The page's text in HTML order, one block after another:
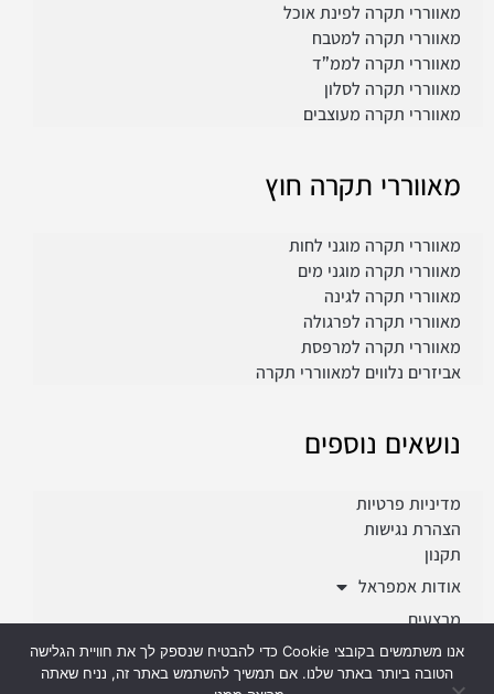
מאווררי תקרה לפינת אוכל
מאווררי תקרה למטבח
מאווררי תקרה לממ”ד
מאווררי תקרה לסלון
מאווררי תקרה מעוצבים
מאווררי תקרה חוץ
מאווררי תקרה מוגני לחות
מאווררי תקרה מוגני מים
מאווררי תקרה לגינה
מאווררי תקרה לפרגולה
מאווררי תקרה למרפסת
אביזרים נלווים למאווררי תקרה
נושאים נוספים
מדיניות פרטיות
הצהרת נגישות
תקנון
אודות אמפראל
מבצעים
פרוייקטים
אנו משתמשים בקובצי Cookie כדי להבטיח שנספק לך את חוויית הגלישה
הטובה ביותר באתר שלנו. אם תמשיך להשתמש באתר זה, נניח שאתה